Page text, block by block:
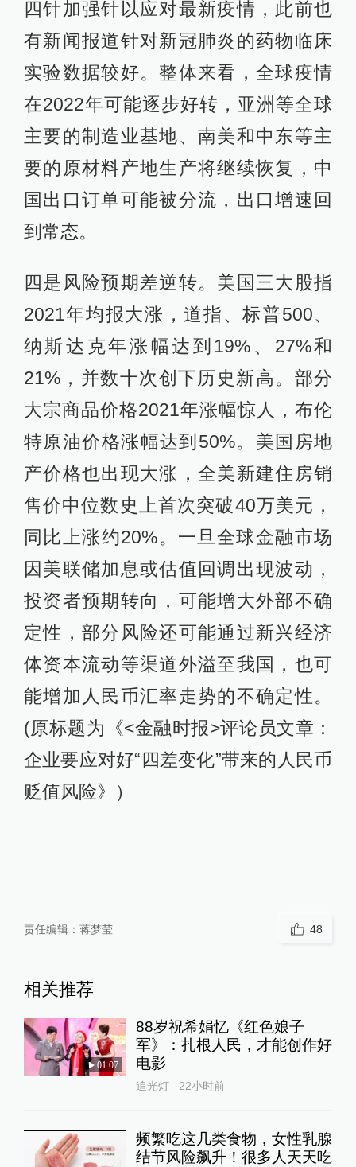
四针加强针以应对最新疫情，此前也
有新闻报道针对新冠肺炎的药物临床
实验数据较好。整体来看，全球疫情
在2022年可能逐步好转，亚洲等全球
主要的制造业基地、南美和中东等主
要的原材料产地生产将继续恢复，中
国出口订单可能被分流，出口增速回
到常态。
四是风险预期差逆转。美国三大股指
2021年均报大涨，道指、标普500、
纳斯达克年涨幅达到19%、27%和
21%，并数十次创下历史新高。部分
大宗商品价格2021年涨幅惊人，布伦
特原油价格涨幅达到50%。美国房地
产价格也出现大涨，全美新建住房销
售价中位数史上首次突破40万美元，
同比上涨约20%。一旦全球金融市场
因美联储加息或估值回调出现波动，
投资者预期转向，可能增大外部不确
定性，部分风险还可能通过新兴经济
体资本流动等渠道外溢至我国，也可
能增加人民币汇率走势的不确定性。
(原标题为《<金融时报>评论员文章：
企业要应对好“四差变化”带来的人民币
贬值风险》）
责任编辑： 蒋梦莹 48
相关推荐
01:07
88岁祝希娟忆《红色娘子
军》：扎根人民，才能创作好
电影
追光灯 22小时前
频繁吃这几类食物，女性乳腺
结节风险飙升！很多人天天吃